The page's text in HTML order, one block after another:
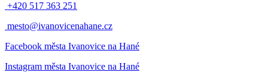
+420 517 363 251
mesto@ivanovicenahane.cz
Facebook města Ivanovice na Hané
Instagram města Ivanovice na Hané